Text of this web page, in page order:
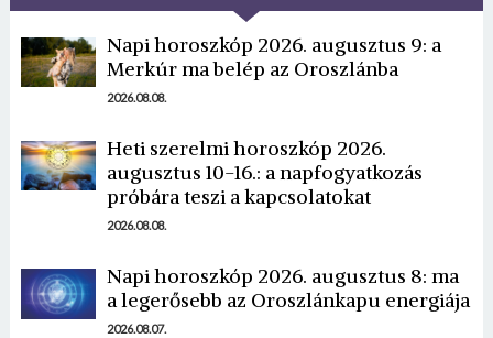
Napi horoszkóp 2026. augusztus 9: a
Merkúr ma belép az Oroszlánba
2026.08.08.
Heti szerelmi horoszkóp 2026.
augusztus 10-16.: a napfogyatkozás
próbára teszi a kapcsolatokat
2026.08.08.
Napi horoszkóp 2026. augusztus 8: ma
a legerősebb az Oroszlánkapu energiája
2026.08.07.
Borsonline bejelentkezés
E-mail cím vagy felhasználónév
Jelszó